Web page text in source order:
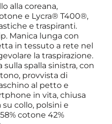
alla coreana,
e Lycra® T400®,
e traspiranti.
Manica lunga con
in tessuto a rete nel
la traspirazione.
spalla sinistra, con
provvista di
al petto e
in vita, chiusa
collo, polsini e
cotone 42%